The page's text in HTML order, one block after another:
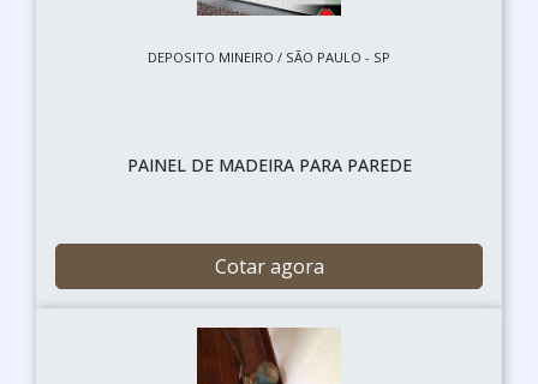
DEPOSITO MINEIRO / SÃO PAULO - SP
PAINEL DE MADEIRA PARA PAREDE
Cotar agora